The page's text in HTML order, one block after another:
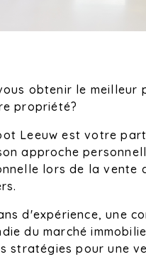
obtenir le meilleur
propriété?
Leeuw est votre
approche
lors de la vente
d'expérience, une
du marché
stratégies pour une